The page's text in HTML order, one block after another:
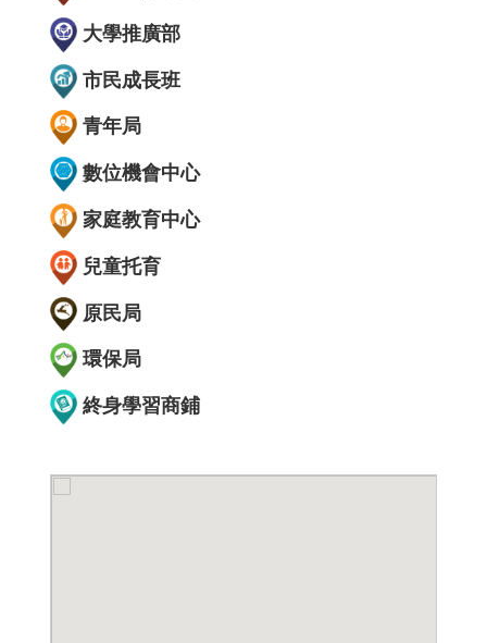
大學推廣部
市民成長班
青年局
數位機會中心
家庭教育中心
兒童托育
原民局
環保局
終身學習商鋪